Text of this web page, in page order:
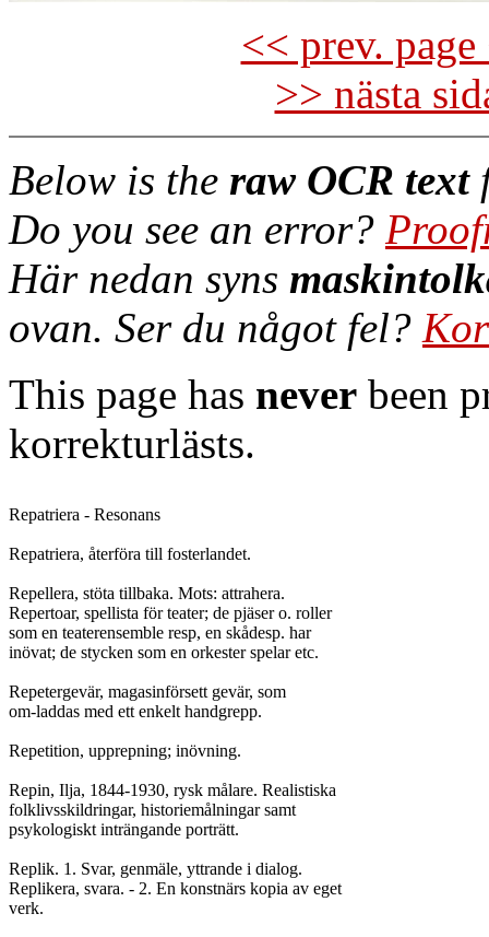
<< prev.
>> nästa
Below is the raw OCR text
Do you see an error?
Här nedan syns
ovan. Ser du något fel?
This page has never been
korrekturlästs.
Repatriera - Resonans
Repatriera, återföra till fosterlandet.
Repellera, stöta tillbaka. Mots: attrahera.
Repertoar, spellista för teater; de pjäser o. roller
som en teaterensemble resp, en skådesp. har
inövat; de stycken som en orkester spelar etc.
Repetergevär, magasinförsett gevär, som
om-laddas med ett enkelt handgrepp.
Repetition, upprepning; inövning.
Repin, Ilja, 1844-1930, rysk målare. Realistiska
folklivsskildringar, historiemålningar samt
psykologiskt inträngande porträtt.
Replik. 1. Svar, genmäle, yttrande i dialog.
Replikera, svara. - 2. En konstnärs kopia av eget
verk.